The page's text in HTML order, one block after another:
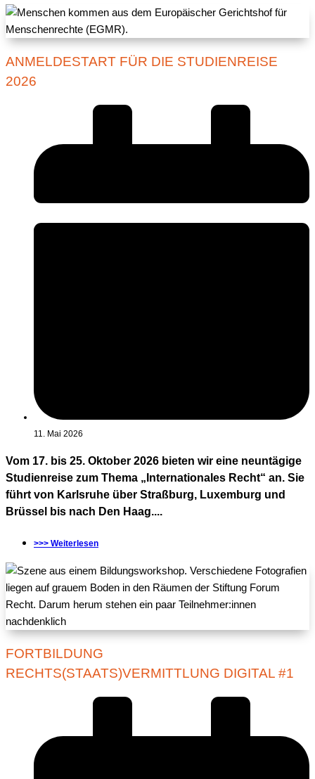
ANMELDESTART FÜR DIE STUDIENREISE
2026
11. Mai 2026
Vom 17. bis 25. Oktober 2026 bieten wir eine neuntägige
Studienreise zum Thema „Internationales Recht“ an. Sie
führt von Karlsruhe über Straßburg, Luxemburg und
Brüssel bis nach Den Haag....
>>> Weiterlesen
FORTBILDUNG
RECHTS(STAATS)VERMITTLUNG DIGITAL #1